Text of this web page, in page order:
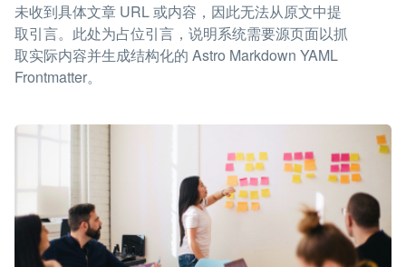
未收到具体文章 URL 或内容，因此无法从原文中提
取引言。此处为占位引言，说明系统需要源页面以抓
取实际内容并生成结构化的 Astro Markdown YAML
Frontmatter。